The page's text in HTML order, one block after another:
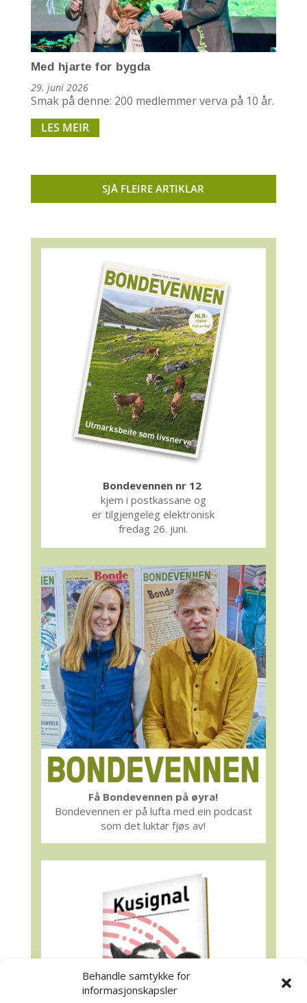
Behandle samtykke for
informasjonskapsler
Med hjarte for bygda
29. juni 2026
Smak på denne: 200 medlemmer verva på 10 år.
LES MEIR
SJÅ FLEIRE ARTIKLAR
Bondevennen nr 12
kjem i postkassane og
er tilgjengeleg elektronisk
fredag 26. juni.
Få Bondevennen på øyra!
Bondevennen er på lufta med ein podcast
som det luktar fjøs av!